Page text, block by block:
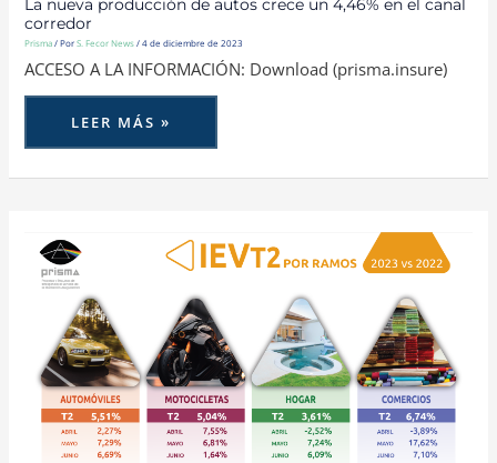
La nueva producción de autos crece un 4,46% en el canal
corredor
Prisma/ PorS. Fecor News/4 de diciembre de 2023
ACCESO A LA INFORMACIÓN: Download (prisma.insure)
LEER MÁS »
EL
CANAL
DE
CORREDORES
ALCANZA
EL
VOLUMEN
DE
NEGOCIO
DE
NUEVA
PRODUCCIÓN
MÁS
ALTO
DEL
ÚLTIMO
AÑO